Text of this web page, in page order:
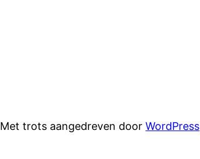
Met trots aangedreven doorWordPress